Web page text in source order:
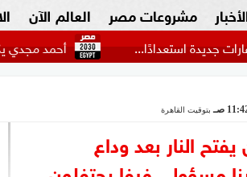
السياسة
مشروعات مصر
صنع في مصر
العالم الآن
أحمد مجدي يكشف استعدادًا...
صـ بتوقيت القاهرة
النار بعد وداع